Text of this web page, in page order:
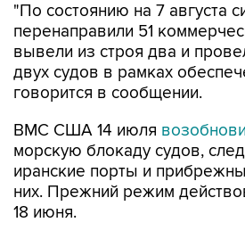
"По состоянию на 7 августа
перенаправили 51
вывели из строя два и
двух судов в рамках
говорится в сообщении.
ВМС США 14 июля
морскую блокаду судов,
иранские порты и
них. Прежний режим
18 июня.